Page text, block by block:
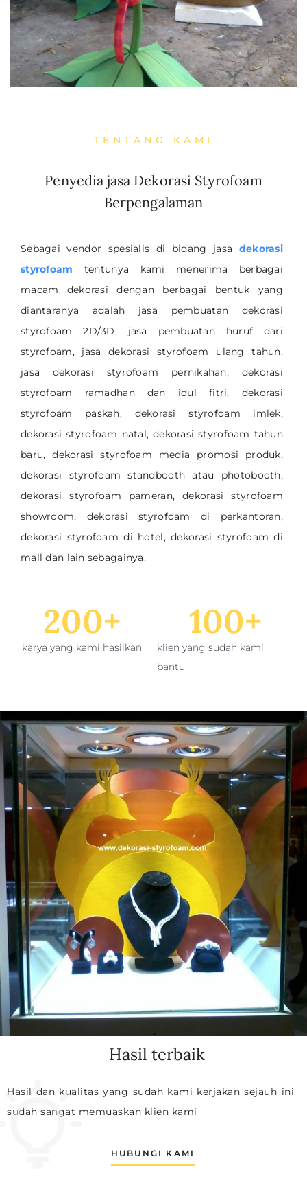
TENTANG KAMI
Penyedia jasa Dekorasi Styrofoam
Berpengalaman
Sebagai vendor spesialis di bidang jasa dekorasi
styrofoam tentunya kami menerima berbagai
macam dekorasi dengan berbagai bentuk yang
diantaranya adalah jasa pembuatan dekorasi
styrofoam 2D/3D, jasa pembuatan huruf dari
styrofoam, jasa dekorasi styrofoam ulang tahun,
jasa dekorasi styrofoam pernikahan, dekorasi
styrofoam ramadhan dan idul fitri, dekorasi
styrofoam paskah, dekorasi styrofoam imlek,
dekorasi styrofoam natal, dekorasi styrofoam tahun
baru, dekorasi styrofoam media promosi produk,
dekorasi styrofoam standbooth atau photobooth,
dekorasi styrofoam pameran, dekorasi styrofoam
showroom, dekorasi styrofoam di perkantoran,
dekorasi styrofoam di hotel, dekorasi styrofoam di
mall dan lain sebagainya.
karya yang kami hasilkan
200+
klien yang sudah kami
bantu
100+
Hasil terbaik
Hasil dan kualitas yang sudah kami kerjakan sejauh ini
sudah sangat memuaskan klien kami
HUBUNGI KAMI